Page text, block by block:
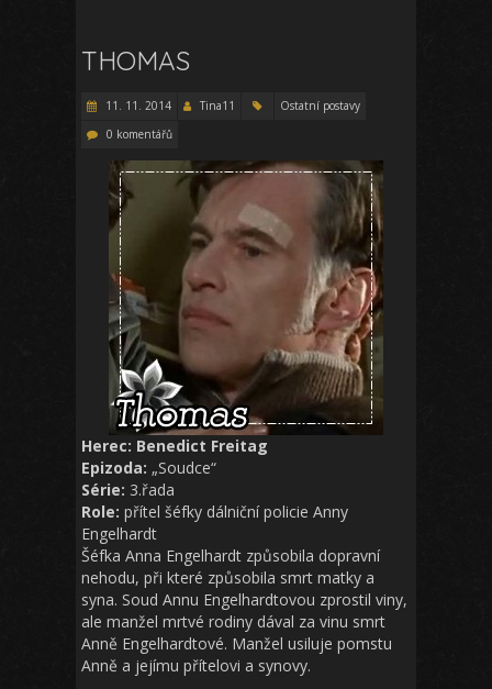
THOMAS
11. 11. 2014 Tina11
Ostatní postavy
0 komentářů
Herec: Benedict Freitag
Epizoda: „Soudce“
Série: 3.řada
Role: přítel šéfky dálniční policie Anny
Engelhardt
Šéfka Anna Engelhardt způsobila dopravní
nehodu, při které způsobila smrt matky a
syna. Soud Annu Engelhardtovou zprostil viny,
ale manžel mrtvé rodiny dával za vinu smrt
Anně Engelhardtové. Manžel usiluje pomstu
Anně a jejímu přítelovi a synovy.